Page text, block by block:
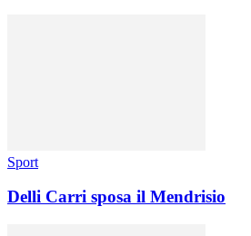
Sport
Delli Carri sposa il Mendrisio